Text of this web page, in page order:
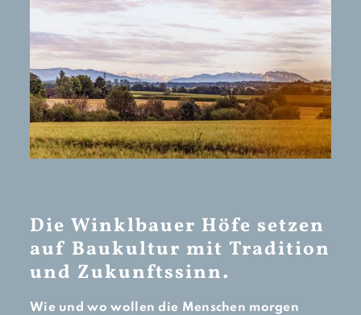
Die Winklbauer Höfe setzen
auf Baukultur mit Tradition
und Zukunftssinn.
Wie und wo wollen die Menschen morgen